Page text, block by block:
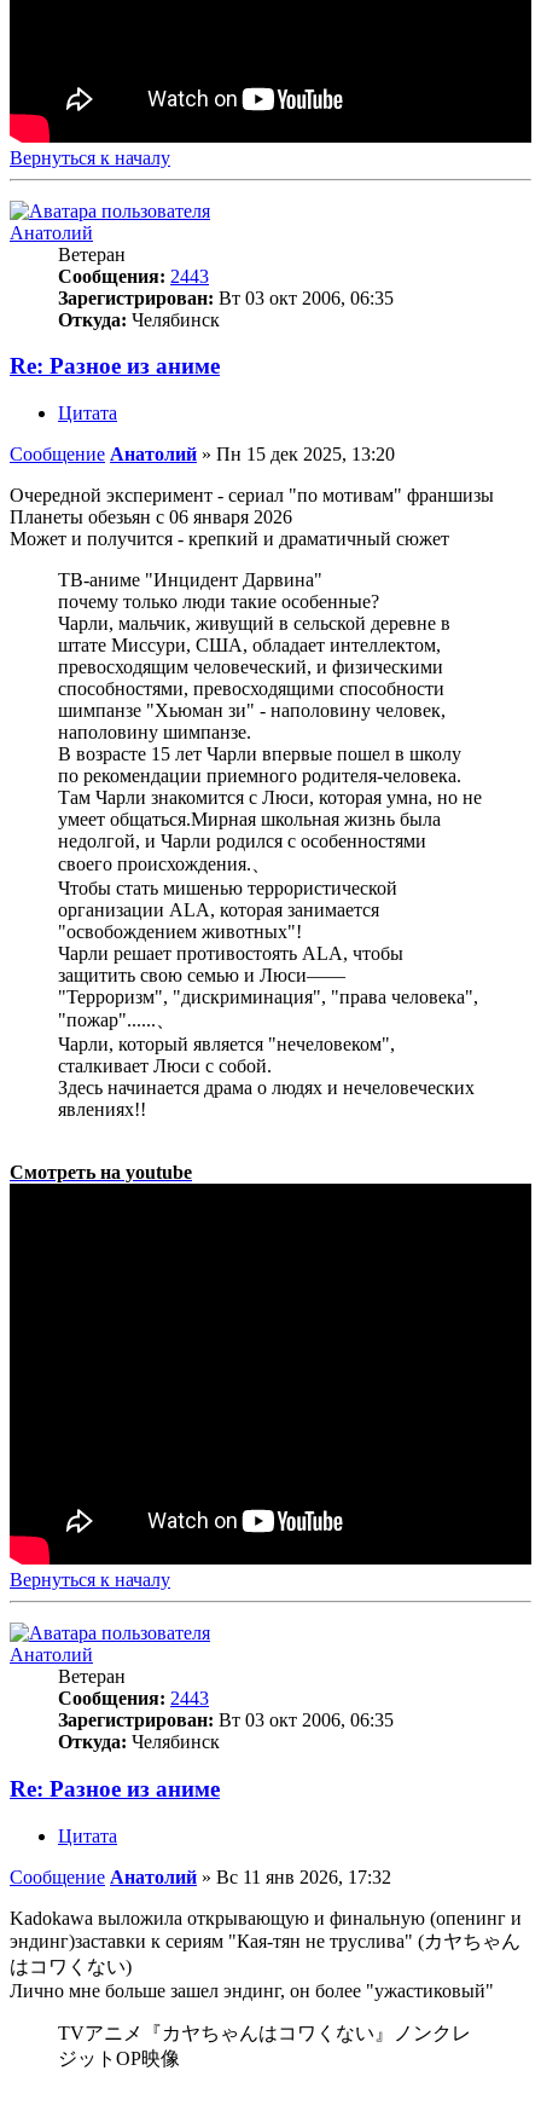
Вернуться к началу
Анатолий
Ветеран
Сообщения: 2443
Зарегистрирован: Вт 03 окт 2006, 06:35
Откуда: Челябинск
Re: Разное из аниме
Цитата
Сообщение Анатолий » Пн 15 дек 2025, 13:20
Очередной эксперимент - сериал "по мотивам" франшизы
Планеты обезьян с 06 января 2026
Может и получится - крепкий и драматичный сюжет
ТВ-аниме "Инцидент Дарвина"
почему только люди такие особенные?
Чарли, мальчик, живущий в сельской деревне в
штате Миссури, США, обладает интеллектом,
превосходящим человеческий, и физическими
способностями, превосходящими способности
шимпанзе "Хьюман зи" - наполовину человек,
наполовину шимпанзе.
В возрасте 15 лет Чарли впервые пошел в школу
по рекомендации приемного родителя-человека.
Там Чарли знакомится с Люси, которая умна, но не
умеет общаться.Мирная школьная жизнь была
недолгой, и Чарли родился с особенностями
своего происхождения.、
Чтобы стать мишенью террористической
организации ALA, которая занимается
"освобождением животных"!
Чарли решает противостоять ALA, чтобы
защитить свою семью и Люси——
"Терроризм", "дискриминация", "права человека",
"пожар"......、
Чарли, который является "нечеловеком",
сталкивает Люси с собой.
Здесь начинается драма о людях и нечеловеческих
явлениях!!
Смотреть на youtube
Вернуться к началу
Анатолий
Ветеран
Сообщения: 2443
Зарегистрирован: Вт 03 окт 2006, 06:35
Откуда: Челябинск
Re: Разное из аниме
Цитата
Сообщение Анатолий » Вс 11 янв 2026, 17:32
Kadokawa выложила открывающую и финальную (опенинг и
эндинг)заставки к сериям "Кая-тян не труслива" (カヤちゃん
はコワくない)
Лично мне больше зашел эндинг, он более "ужастиковый"
TVアニメ『カヤちゃんはコワくない』ノンクレ
ジットOP映像